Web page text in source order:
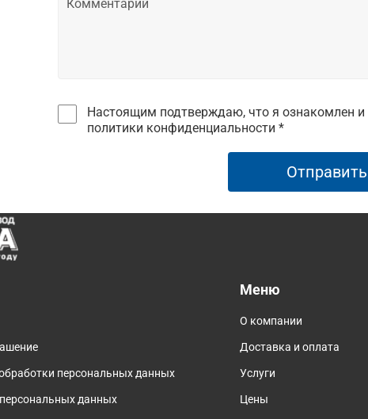
Настоящим подтверждаю, что я ознакомлен и
политики конфиденциальности *
Отправить
персональных данных
данных
Меню
О компании
Доставка и оплата
Услуги
Цены